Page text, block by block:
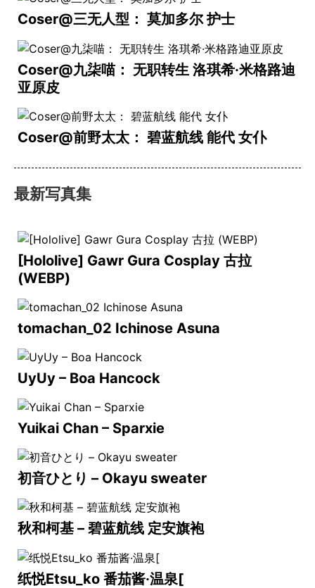
Coser@三无人型： 莫加多尔 护士
Coser@九柒喵： 无职转生 洛琪希·米格路迪
亚原皮
Coser@前野太太： 碧蓝航线 能代 女仆
最新写真集
[Hololive] Gawr Gura Cosplay 古拉
(WEBP)
tomachan_02 Ichinose Asuna
UyUy – Boa Hancock
Yuikai Chan – Sparxie
初音ひとり – Okayu sweater
秋和柯基 – 碧蓝航线 定安旗袍
纸悦Etsu_ko 番茄酱·温泉[